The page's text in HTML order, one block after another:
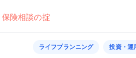
by Finatext
保険相談の掟
ライフプランニング 投資・運